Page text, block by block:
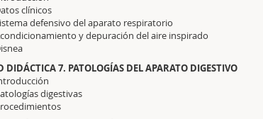
clínicos
defensivo del aparato respiratorio
y depuración del aire inspirado
DIDÁCTICA 7. PATOLOGÍAS DEL APARATO DIGESTIVO
digestivas